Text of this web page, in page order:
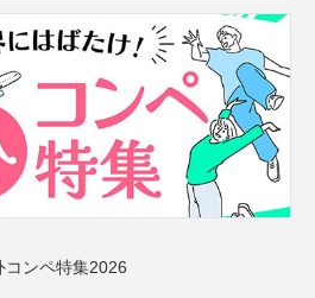
コンペ特集2026